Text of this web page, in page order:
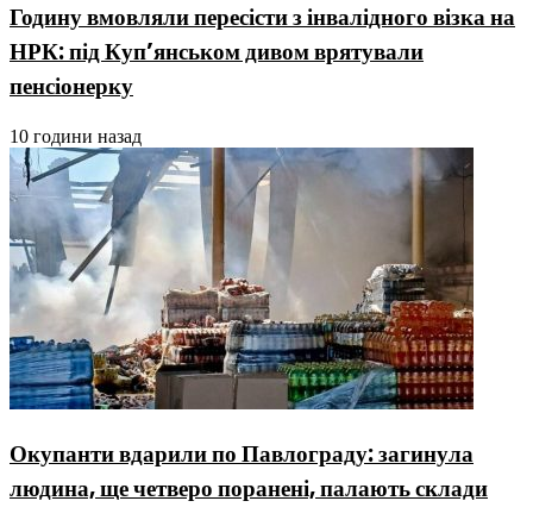
Годину вмовляли пересісти з інвалідного візка на
НРК: під Куп’янськом дивом врятували
пенсіонерку
10 години назад
Окупанти вдарили по Павлограду: загинула
людина, ще четверо поранені, палають склади